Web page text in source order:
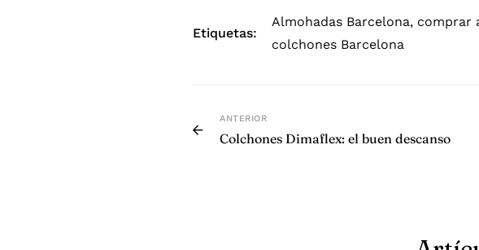
Etiquetas:
Almohadas Barcelona, comprar
colchones Barcelona
ANTERIOR
Colchones Dimaflex: el buen descanso